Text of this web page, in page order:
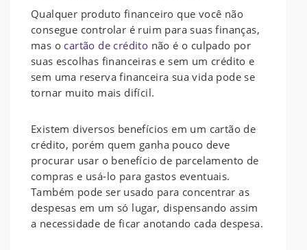
Qualquer produto financeiro que você não
consegue controlar é ruim para suas finanças,
mas o cartão de crédito não é o culpado por
suas escolhas financeiras e sem um crédito e
sem uma reserva financeira sua vida pode se
tornar muito mais difícil.
Existem diversos benefícios em um cartão de
crédito, porém quem ganha pouco deve
procurar usar o benefício de parcelamento de
compras e usá-lo para gastos eventuais.
Também pode ser usado para concentrar as
despesas em um só lugar, dispensando assim
a necessidade de ficar anotando cada despesa.